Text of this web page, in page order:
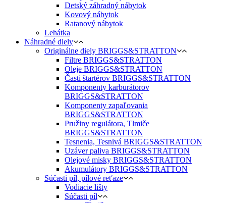
Detský záhradný nábytok
Kovový nábytok
Ratanový nábytok
Lehátka
Náhradné diely
Originálne diely BRIGGS&STRATTON
Filtre BRIGGS&STRATTON
Oleje BRIGGS&STRATTON
Časti štartérov BRIGGS&STRATTON
Komponenty karburátorov
BRIGGS&STRATTON
Komponenty zapaľovania
BRIGGS&STRATTON
Pružiny regulátora, Tlmiče
BRIGGS&STRATTON
Tesnenia, Tesnivá BRIGGS&STRATTON
Uzáver paliva BRIGGS&STRATTON
Olejové misky BRIGGS&STRATTON
Akumulátory BRIGGS&STRATTON
Súčasti píl, pílové reťaze
Vodiacie lišty
Súčasti píl